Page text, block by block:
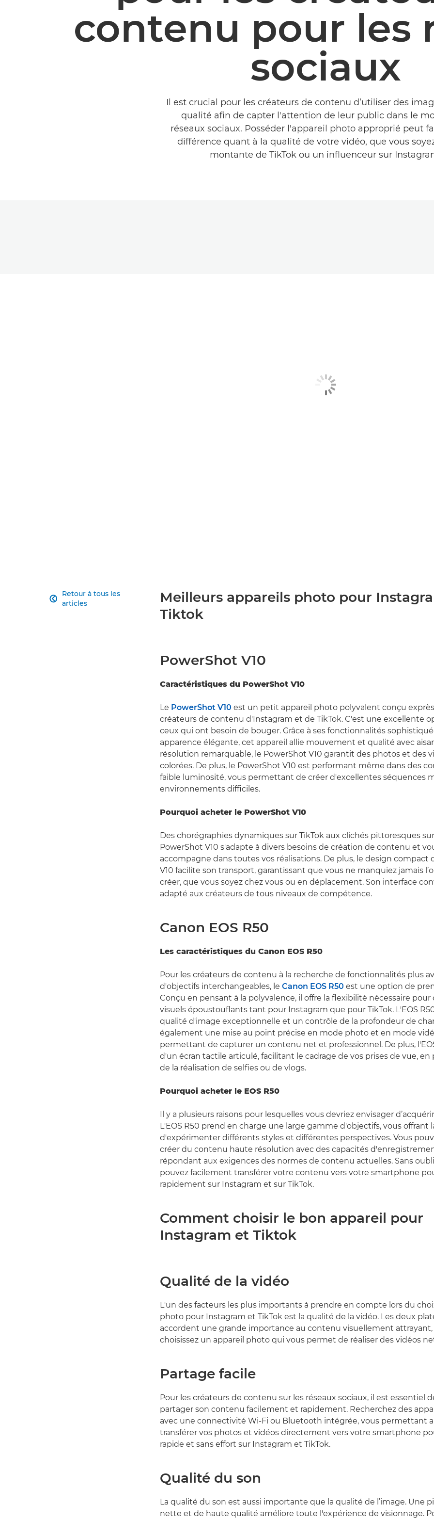
contenu pour les
sociaux
Il est crucial pour les créateurs de contenu d’utiliser des
qualité afin de capter l'attention de leur public dans le
réseaux sociaux. Posséder l'appareil photo approprié peut
différence quant à la qualité de votre vidéo, que vous
montante de TikTok ou un influenceur sur
Retour à tous les
articles

Meilleurs appareils photo pour
Tiktok
PowerShot V10
Caractéristiques du PowerShot V10
Le PowerShot V10 est un petit appareil photo polyvalent conçu
créateurs de contenu d'Instagram et de TikTok. C'est une excellente
ceux qui ont besoin de bouger. Grâce à ses fonctionnalités
apparence élégante, cet appareil allie mouvement et qualité avec
résolution remarquable, le PowerShot V10 garantit des photos et des
colorées. De plus, le PowerShot V10 est performant même dans des
faible luminosité, vous permettant de créer d'excellentes séquences
environnements difficiles.
Pourquoi acheter le PowerShot V10
Des chorégraphies dynamiques sur TikTok aux clichés pittoresques
PowerShot V10 s'adapte à divers besoins de création de contenu et
accompagne dans toutes vos réalisations. De plus, le design compact
V10 facilite son transport, garantissant que vous ne manquiez jamais
créer, que vous soyez chez vous ou en déplacement. Son interface
adapté aux créateurs de tous niveaux de compétence.
Canon EOS R50
Les caractéristiques du Canon EOS R50
Pour les créateurs de contenu à la recherche de fonctionnalités plus
d'objectifs interchangeables, le Canon EOS R50 est une option de
Conçu en pensant à la polyvalence, il offre la flexibilité nécessaire
visuels époustouflants tant pour Instagram que pour TikTok. L'EOS
qualité d'image exceptionnelle et un contrôle de la profondeur de
également une mise au point précise en mode photo et en mode
permettant de capturer un contenu net et professionnel. De plus,
d'un écran tactile articulé, facilitant le cadrage de vos prises de vue, en
de la réalisation de selfies ou de vlogs.
Pourquoi acheter le EOS R50
Il y a plusieurs raisons pour lesquelles vous devriez envisager
L'EOS R50 prend en charge une large gamme d'objectifs, vous offrant
d'expérimenter différents styles et différentes perspectives. Vous
créer du contenu haute résolution avec des capacités
répondant aux exigences des normes de contenu actuelles. Sans
pouvez facilement transférer votre contenu vers votre smartphone
rapidement sur Instagram et sur TikTok.
Comment choisir le bon appareil pour
Instagram et Tiktok
Qualité de la vidéo
L'un des facteurs les plus importants à prendre en compte lors du
photo pour Instagram et TikTok est la qualité de la vidéo. Les deux
accordent une grande importance au contenu visuellement
choisissez un appareil photo qui vous permet de réaliser des vidéos
Partage facile
Pour les créateurs de contenu sur les réseaux sociaux, il est essentiel
partager son contenu facilement et rapidement. Recherchez des
avec une connectivité Wi-Fi ou Bluetooth intégrée, vous permettant
transférer vos photos et vidéos directement vers votre smartphone
rapide et sans effort sur Instagram et TikTok.
Qualité du son
La qualité du son est aussi importante que la qualité de l’image. Une
nette et de haute qualité améliore toute l'expérience de visionnage.